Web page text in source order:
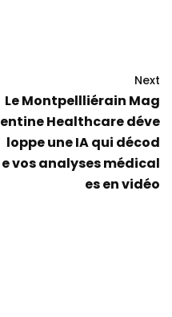
Next
Le Montpellliérain Mag
entine Healthcare déve
loppe une IA qui décod
e vos analyses médical
es en vidéo